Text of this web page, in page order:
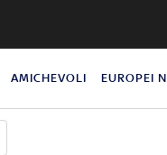
AMICHEVOLI EUROPEI